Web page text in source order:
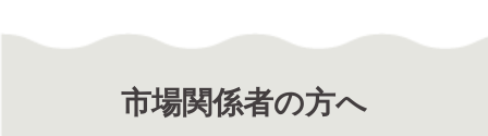
市場関係者の方へ